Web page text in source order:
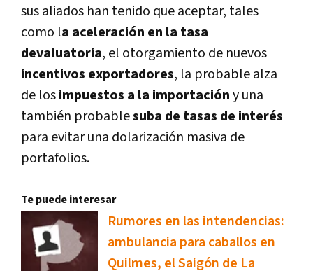
sus aliados han tenido que aceptar, tales
como la aceleración en la tasa
devaluatoria, el otorgamiento de nuevos
incentivos exportadores, la probable alza
de losimpuestos a la importacióny una
también probablesuba de tasas de interés
para evitar una dolarización masiva de
portafolios.
Te puede interesar
Rumores en las intendencias:
ambulancia para caballos en
Quilmes, el Saigón de La